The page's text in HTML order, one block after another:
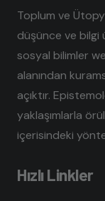
Toplum ve
düşünce ve bilgi
sosyal bilimler
alanından
açıktır.
yaklaşımlarla
içerisindeki
Hızlı Linkler